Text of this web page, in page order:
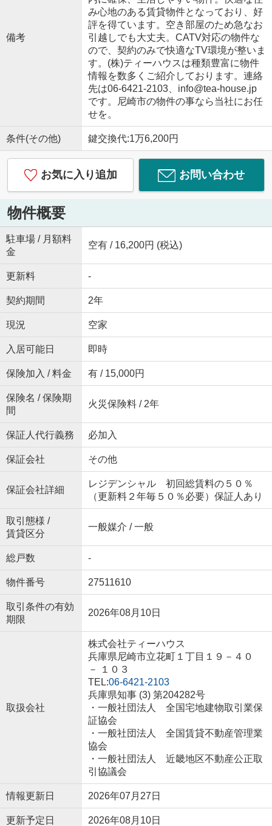
備考
み心地のある賃貸物件となっており、好
評を得ています。空き部屋のため急なお
引越しでも大丈夫。CATV対応の物件な
ので、契約のみで快適なTV環境が整いま
す。(株)ティーハウスは種類豊富に物件
情報を数多くご紹介しております。連絡
先は06-6421-2103、info@tea-house.jp
です。尼崎市の物件の事なら当社にお任
せを。
条件(その他) 鍵交換代:1万6,200円
お気に入り追加 お問い合わせ
物件概要
駐車場 / 月額料
金
空有 / 16,200円 (税込)
更新料 -
契約期間 2年
現況 空家
入居可能日 即時
保険加入 / 料金 有 / 15,000円
保険名 / 保険期
間
火災保険料 / 2年
保証人代行義務 必加入
保証会社 その他
保証会社詳細
レジデンシャル 初回総賃料の５０％
（更新料２年毎５０％必要）保証人あり
取引態様 /
賃貸区分
一般媒介 / 一般
総戸数 -
物件番号 27511610
取引条件の有効
期限
2026年08月10日
取扱会社
株式会社ティーハウス
兵庫県尼崎市立花町１丁目１９－４０
－ １０３
TEL:06-6421-2103
兵庫県知事 (3) 第204282号
・一般社団法人 全国宅地建物取引業保
証協会
・一般社団法人 全国賃貸不動産管理業
協会
・一般社団法人 近畿地区不動産公正取
引協議会
情報更新日 2026年07月27日
更新予定日 2026年08月10日